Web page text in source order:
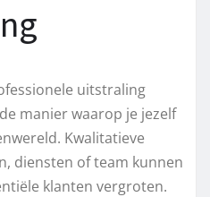
uitstraling
manier waarop je jezelf
Kwalitatieve
diensten of team kunnen
klanten vergroten.